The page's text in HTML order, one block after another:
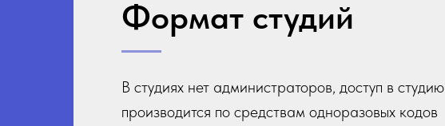
Формат студий
В студиях нет администраторов, доступ в студию
производится по средствам одноразовых кодов